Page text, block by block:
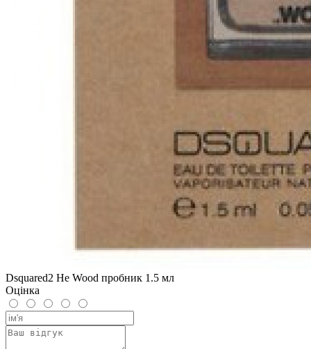
Dsquared2 He Wood пробник 1.5 мл
Оцінка